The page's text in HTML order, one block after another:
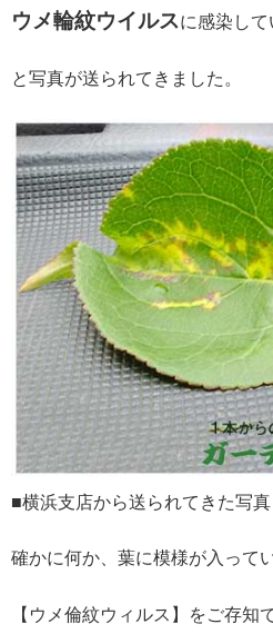
ウメ輪紋ウイルスに感染して
と写真が送られてきました。
■横浜支店から送られてきた写真
確かに何か、葉に模様が入って
【ウメ倫紋ウィルス】をご存知